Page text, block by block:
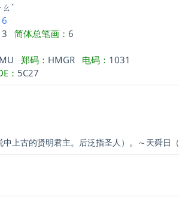
ˊ
6
3简体总笔画： 6
郑码： HMGR 电码： 1031
： 5C27
上古的贤明君主。后泛指圣人）。～天舜日